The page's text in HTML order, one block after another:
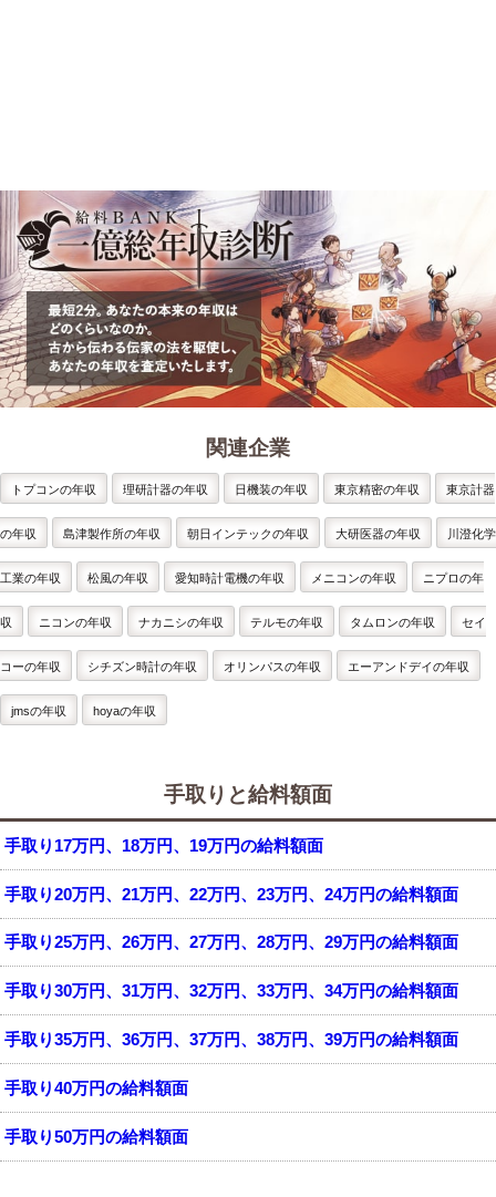
関連企業
トプコンの年収 理研計器の年収 日機装の年収 東京精密の年収 東京計器
の年収 島津製作所の年収 朝日インテックの年収 大研医器の年収 川澄化学
工業の年収 松風の年収 愛知時計電機の年収 メニコンの年収 ニプロの年
収 ニコンの年収 ナカニシの年収 テルモの年収 タムロンの年収 セイ
コーの年収 シチズン時計の年収 オリンパスの年収 エーアンドデイの年収
jmsの年収 hoyaの年収
手取りと給料額面
手取り17万円、18万円、19万円の給料額面
手取り20万円、21万円、22万円、23万円、24万円の給料額面
手取り25万円、26万円、27万円、28万円、29万円の給料額面
手取り30万円、31万円、32万円、33万円、34万円の給料額面
手取り35万円、36万円、37万円、38万円、39万円の給料額面
手取り40万円の給料額面
手取り50万円の給料額面